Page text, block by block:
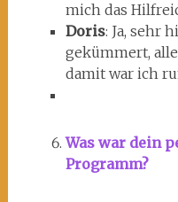
mich das
Doris: Ja, sehr
gekümmert,
damit war ich
Was war dein
Programm?